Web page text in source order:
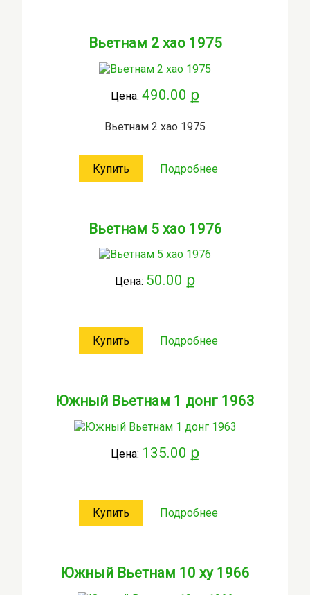
Вьетнам 2 хао 1975
Цена: 490.00 ք
Вьетнам 2 хао 1975
Купить Подробнее
Вьетнам 5 хао 1976
Цена: 50.00 ք
Купить Подробнее
Южный Вьетнам 1 донг 1963
Цена: 135.00 ք
Купить Подробнее
Южный Вьетнам 10 ху 1966